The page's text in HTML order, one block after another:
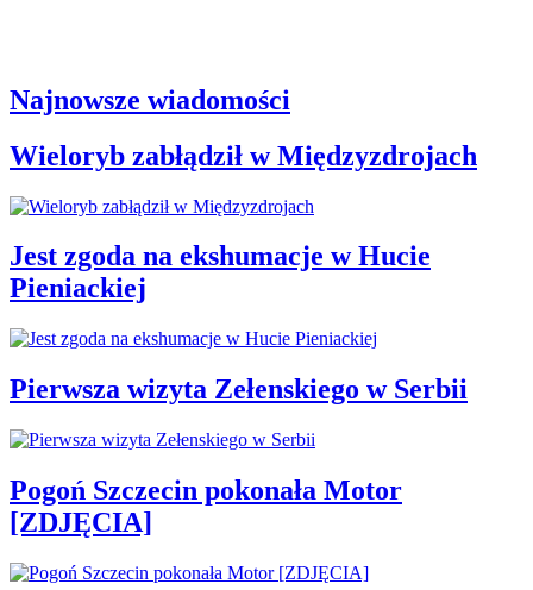
Najnowsze wiadomości
Wieloryb zabłądził w Międzyzdrojach
Jest zgoda na ekshumacje w Hucie
Pieniackiej
Pierwsza wizyta Zełenskiego w Serbii
Pogoń Szczecin pokonała Motor
[ZDJĘCIA]